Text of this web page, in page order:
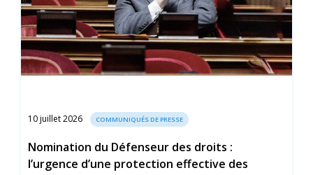
10 juillet 2026 COMMUNIQUÉS DE PRESSE
Nomination du Défenseur des droits :
l’urgence d’une protection effective des